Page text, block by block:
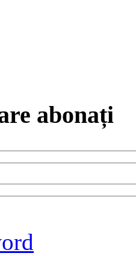
abonați